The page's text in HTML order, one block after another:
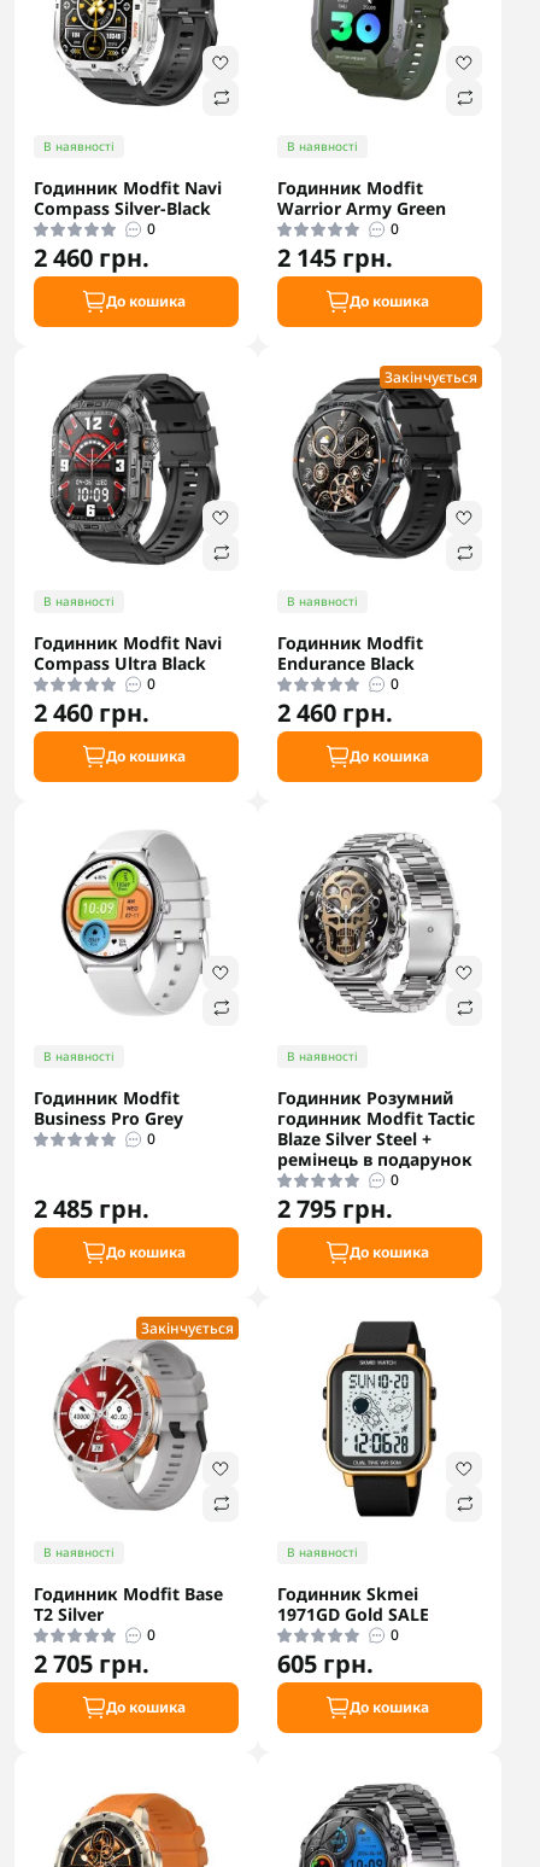
В наявності
Годинник Modfit Navi
Compass Silver-Black
0
2 460 грн.
До кошика
В наявності
Годинник Modfit
Warrior Army Green
0
2 145 грн.
До кошика
В наявності
Годинник Modfit Navi
Compass Ultra Black
0
2 460 грн.
До кошика
Закінчується
В наявності
Годинник Modfit
Endurance Black
0
2 460 грн.
До кошика
В наявності
Годинник Modfit
Business Pro Grey
0
2 485 грн.
До кошика
В наявності
Годинник Розумний
годинник Modfit Tactic
Blaze Silver Steel +
ремінець в подарунок
0
2 795 грн.
До кошика
Закінчується
В наявності
Годинник Modfit Base
T2 Silver
0
2 705 грн.
До кошика
В наявності
Годинник Skmei
1971GD Gold SALE
0
605 грн.
До кошика